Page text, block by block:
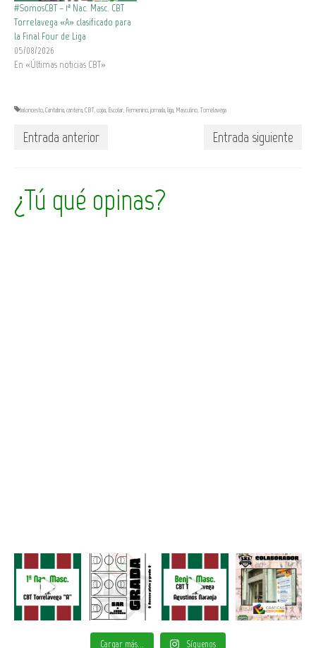
#SomosCBT – 1ª Nac. Masc. CBT
Torrelavega «A» clasificado para
la Final Four de Liga
05/08/2026
En «Últimas noticias CBT»
baloncesto,Cantabria,cantera,CBT,copa, Escolar, Femenino,jornada,liga, Masculino,Torrelavega
Entrada anterior Entrada siguiente
¿Tú qué opinas?
Cargar más... Síguenos